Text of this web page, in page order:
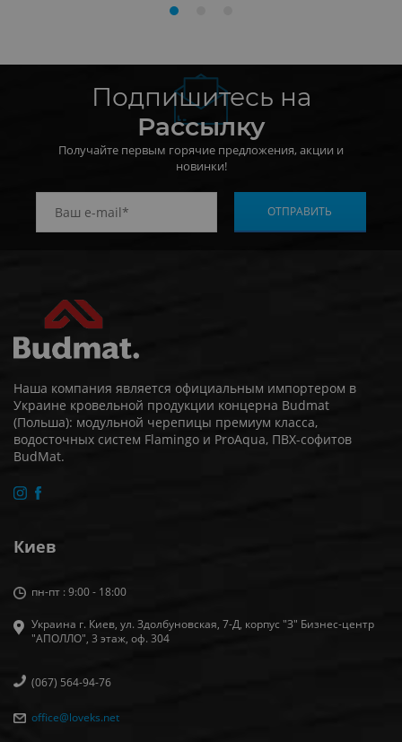
Подпишитесь на
Рассылку
Получайте первым горячие предложения, акции и
новинки!
Наша компания является официальным импортером в
Украине кровельной продукции концерна Budmat
(Польша): модульной черепицы премиум класса,
водосточных систем Flamingo и ProAqua, ПВХ-софитов
BudMat.
Киев
пн-пт : 9:00 - 18:00
Украина г. Киев, ул. Здолбуновская, 7-Д, корпус "З" Бизнес-центр
"АПОЛЛО", 3 этаж, оф. 304
(067) 564-94-76
office@loveks.net